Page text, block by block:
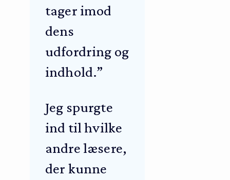
tager imod
dens
udfordring og
indhold.”
Jeg spurgte
ind til hvilke
andre læsere,
der kunne